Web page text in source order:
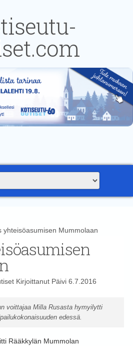
Mummolaan
Kirjoittanut Päivi6.7.2016
voittajaa Milla Rusasta hymyilytti
edessä.
Rääkkylän Mummolan